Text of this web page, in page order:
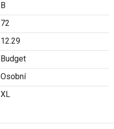
B
72
12.29
Budget
Osobní
XL